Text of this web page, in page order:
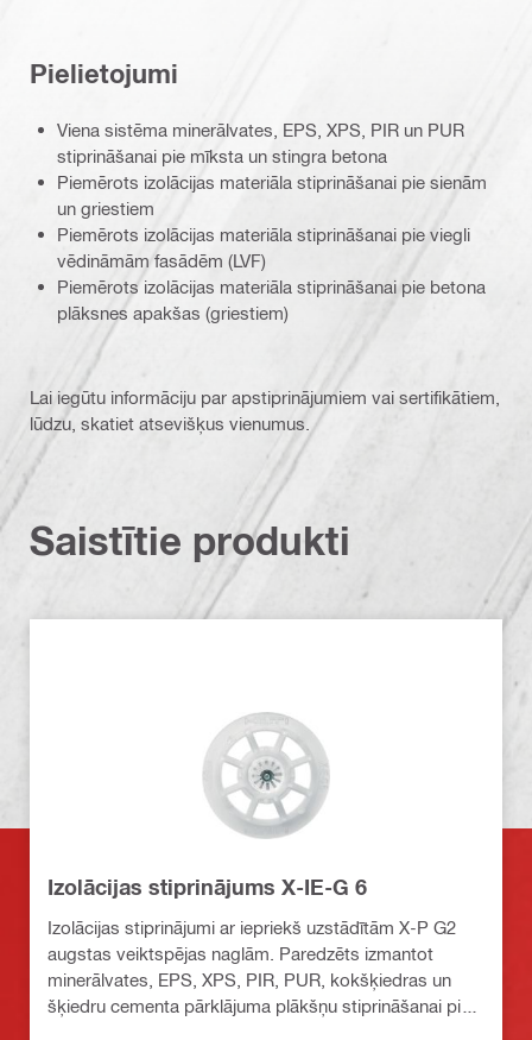
Pielietojumi
Viena sistēma minerālvates, EPS, XPS, PIR un PUR
stiprināšanai pie mīksta un stingra betona
Piemērots izolācijas materiāla stiprināšanai pie sienām
un griestiem
Piemērots izolācijas materiāla stiprināšanai pie viegli
vēdināmām fasādēm (LVF)
Piemērots izolācijas materiāla stiprināšanai pie betona
plāksnes apakšas (griestiem)
Lai iegūtu informāciju par apstiprinājumiem vai sertifikātiem,
lūdzu, skatiet atsevišķus vienumus.
Saistītie produkti
Izolācijas stiprinājums X-IE-G 6
Izolācijas stiprinājumi ar iepriekš uzstādītām X-P G2
augstas veiktspējas naglām. Paredzēts izmantot
minerālvates, EPS, XPS, PIR, PUR, kokšķiedras un
šķiedru cementa pārklājuma plākšņu stiprināšanai pie